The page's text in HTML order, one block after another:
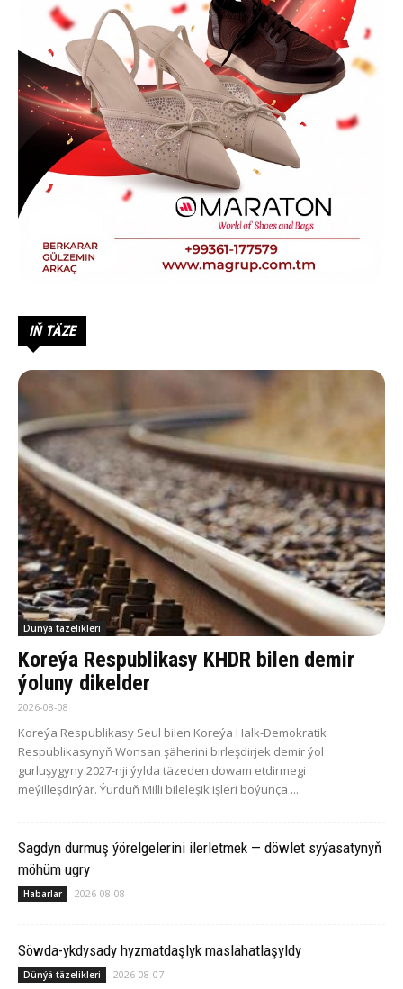
IŇ TÄZE
Dünýä täzelikleri
Koreýa Respublikasy KHDR bilen demir
ýoluny dikelder
2026-08-08
Koreýa Respublikasy Seul bilen Koreýa Halk-Demokratik
Respublikasynyň Wonsan şäherini birleşdirjek demir ýol
gurluşygyny 2027-nji ýylda täzeden dowam etdirmegi
meýilleşdirýär. Ýurduň Milli bileleşik işleri boýunça ...
Sagdyn durmuş ýörelgelerini ilerletmek — döwlet syýasatynyň
möhüm ugry
Habarlar 2026-08-08
Söwda-ykdysady hyzmatdaşlyk maslahatlaşyldy
Dünýä täzelikleri 2026-08-07